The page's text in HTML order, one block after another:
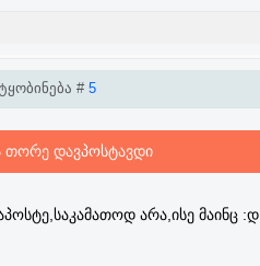
# 5
თორე დავპოსტავდი
არა,ისე მაინც :დ